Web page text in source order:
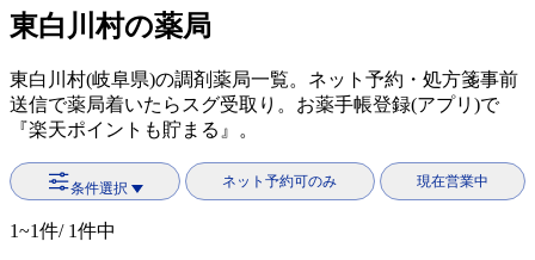
東白川村の薬局
東白川村(岐阜県)の調剤薬局一覧。ネット予約・処方箋事前
送信で薬局着いたらスグ受取り。お薬手帳登録(アプリ)で
『楽天ポイントも貯まる』。
条件選択 ネット予約可のみ 現在営業中
1~1件/ 1件中